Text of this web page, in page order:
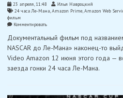
23 апреля, 11:48
Илья Навроцкий
24 часа Ле-Мана,Amazon Prime,Amazon Web
фильм
Комментироватьon
назвал
дату
выхода
документального
фильма
NASCAR
Документальный фильм под
NASCAR до Ле-Мана» наконец-то
Video Amazon 12 июня этого года —
заезда гонки 24 часа Ле-Мана.